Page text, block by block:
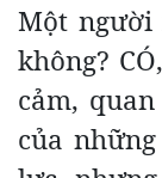
Một người
không?
cảm,
của